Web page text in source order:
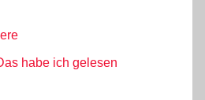
habe ich gelesen